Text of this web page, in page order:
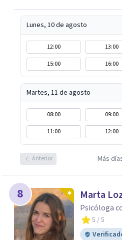
Lunes, 10 de agosto
12:00 13:00
15:00
16:00
Martes, 11 de agosto
08:00 09:00
11:00
12:00
Anterior Más
8 Marta
Psicóloga
5 / 5